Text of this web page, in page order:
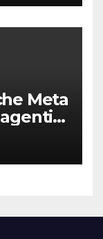
Meta